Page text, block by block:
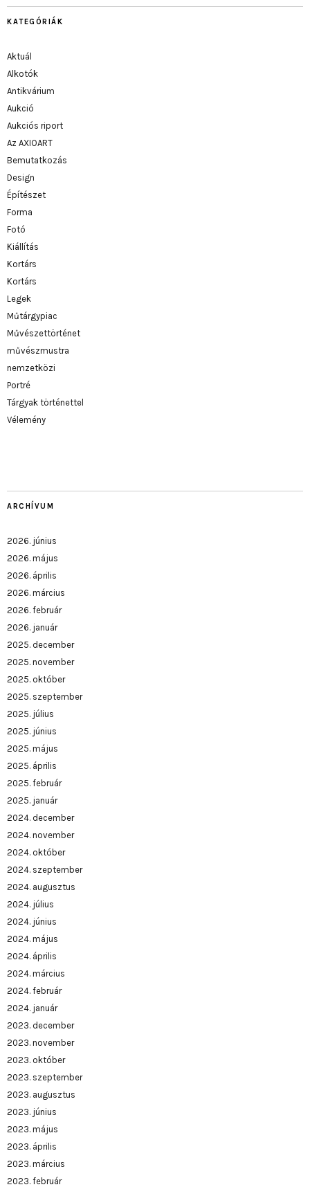
KATEGÓRIÁK
Aktuál
Alkotók
Antikvárium
Aukció
Aukciós riport
Az AXIOART
Bemutatkozás
Design
Építészet
Forma
Fotó
Kiállítás
Kortárs
Kortárs
Legek
Műtárgypiac
Művészettörténet
művészmustra
nemzetközi
Portré
Tárgyak történettel
Vélemény
ARCHÍVUM
2026. június
2026. május
2026. április
2026. március
2026. február
2026. január
2025. december
2025. november
2025. október
2025. szeptember
2025. július
2025. június
2025. május
2025. április
2025. február
2025. január
2024. december
2024. november
2024. október
2024. szeptember
2024. augusztus
2024. július
2024. június
2024. május
2024. április
2024. március
2024. február
2024. január
2023. december
2023. november
2023. október
2023. szeptember
2023. augusztus
2023. június
2023. május
2023. április
2023. március
2023. február